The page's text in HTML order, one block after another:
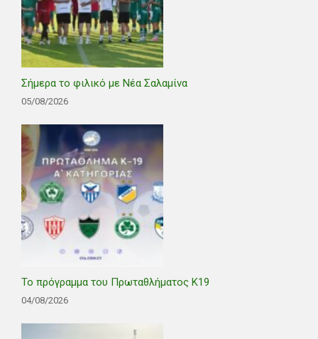
Σήμερα το φιλικό με Νέα Σαλαμίνα
05/08/2026
Το πρόγραμμα του Πρωταθλήματος Κ19
04/08/2026